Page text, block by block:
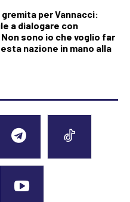
per Vannacci:
a dialogare con
sono io che voglio far
nazione in mano alla